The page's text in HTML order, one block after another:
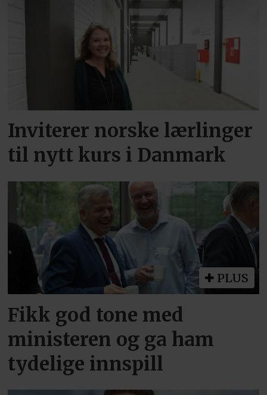
Inviterer norske lærlinger
til nytt kurs i Danmark
PLUS
Fikk god tone med
ministeren og ga ham
tydelige innspill